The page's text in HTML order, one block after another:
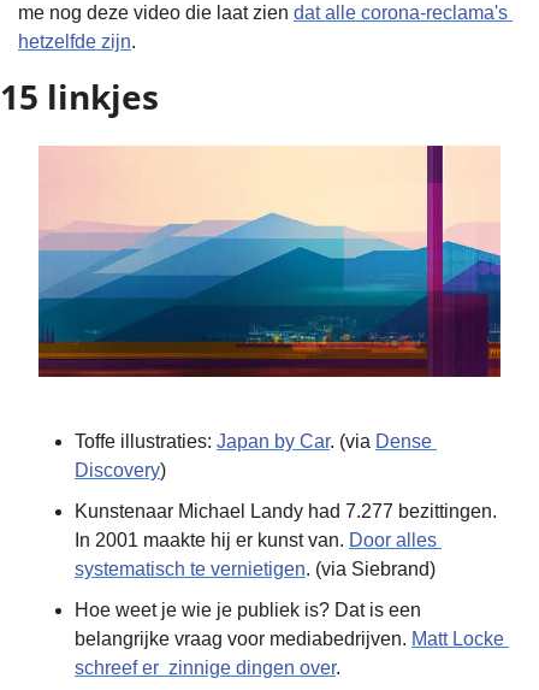
me nog deze video die laat zien dat alle corona-reclama's
hetzelfde zijn.
15 linkjes
Toffe illustraties: Japan by Car. (via Dense
Discovery)
Kunstenaar Michael Landy had 7.277 bezittingen.
In 2001 maakte hij er kunst van. Door alles
systematisch te vernietigen. (via Siebrand)
Hoe weet je wie je publiek is? Dat is een
belangrijke vraag voor mediabedrijven. Matt Locke
schreef er  zinnige dingen over.